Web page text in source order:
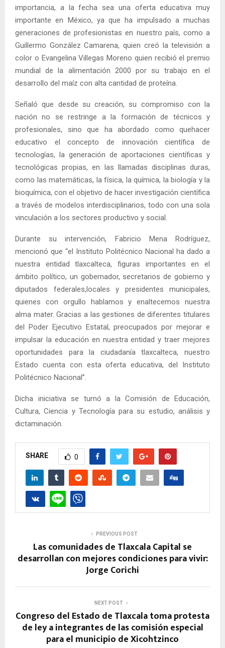
importancia, a la fecha sea una oferta educativa muy
importante en México, ya que ha impulsado a muchas
generaciones de profesionistas en nuestro país, como a
Guillermo González Camarena, quien creó la televisión a
color o Evangelina Villegas Moreno quien recibió el premio
mundial de la alimentación 2000 por su trabajo en el
desarrollo del maíz con alta cantidad de proteína.
Señaló que desde su creación, su compromiso con la
nación no se restringe a la formación de técnicos y
profesionales, sino que ha abordado como quehacer
educativo el concepto de innovación científica de
tecnologías, la generación de aportaciones científicas y
tecnológicas propias, en las llamadas disciplinas duras,
como las matemáticas, la física, la química, la biología y la
bioquímica, con el objetivo de hacer investigación científica
a través de modelos interdisciplinarios, todo con una sola
vinculación a los sectores productivo y social.
Durante su intervención, Fabricio Mena Rodríguez,
mencionó que “el Instituto Politécnico Nacional ha dado a
nuestra entidad tlaxcalteca, figuras importantes en el
ámbito político, un gobernador, secretarios de gobierno y
diputados federales,locales y presidentes municipales,
quienes con orgullo hablamos y enaltecemos nuestra
alma mater. Gracias a las gestiones de diferentes titulares
del Poder Ejecutivo Estatal, preocupados por mejorar e
impulsar la educación en nuestra entidad y traer mejores
oportunidades para la ciudadanía tlaxcalteca, nuestro
Estado cuenta con esta oferta educativa, del Instituto
Politécnico Nacional”.
Dicha iniciativa se turnó a la Comisión de Educación,
Cultura, Ciencia y Tecnología para su estudio, análisis y
dictaminación.
SHARE 0
PREVIOUS POST
Las comunidades de Tlaxcala Capital se
desarrollan con mejores condiciones para vivir:
Jorge Corichi
NEXT POST
Congreso del Estado de Tlaxcala toma protesta
de ley a integrantes de las comisión especial
para el municipio de Xicohtzinco